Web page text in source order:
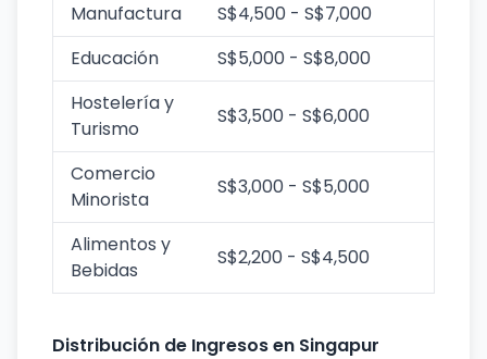
Manufactura
S$4,500 - S$7,000
Educación
S$5,000 - S$8,000
Hostelería y
Turismo
S$3,500 - S$6,000
Comercio
Minorista
S$3,000 - S$5,000
Alimentos y
Bebidas
S$2,200 - S$4,500
Distribución de Ingresos en Singapur